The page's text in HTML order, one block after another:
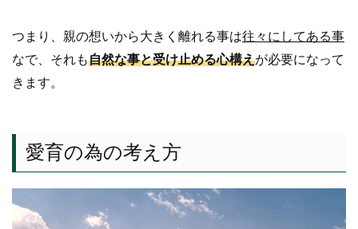
つまり、親の想いから大きく離れる事は往々にしてある事
なで、それも自然な事と受け止める心構えが必要になって
きます。
愛育の為の考え方